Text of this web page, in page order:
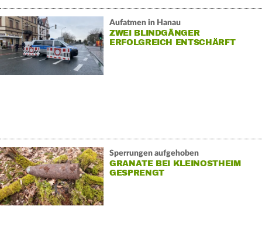
Aufatmen in Hanau
ZWEI BLINDGÄNGER
ERFOLGREICH ENTSCHÄRFT
Sperrungen aufgehoben
GRANATE BEI KLEINOSTHEIM
GESPRENGT